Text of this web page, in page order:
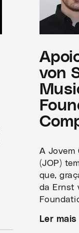
von
A Jovem
(JOP)
que,
da Ernst
Ler mais